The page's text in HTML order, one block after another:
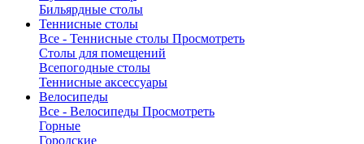
Бильярдные столы
Теннисные столы
Все - Теннисные столы Просмотреть
Столы для помещений
Всепогодные столы
Теннисные аксессуары
Велосипеды
Все - Велосипеды Просмотреть
Горные
Городские